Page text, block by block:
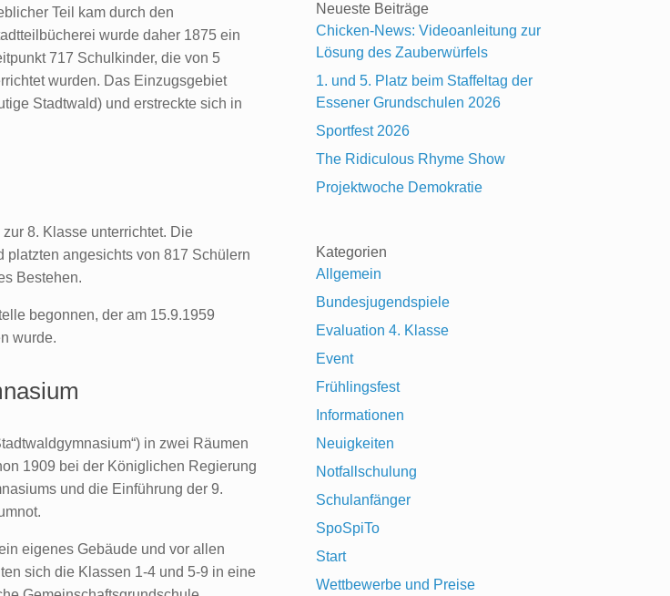
Teil kam durch den
wurde daher 1875 ein
717 Schulkinder, die von 5
wurden. Das Einzugsgebiet
Stadtwald) und erstreckte sich in
8. Klasse unterrichtet. Die
angesichts von 817 Schülern
Bestehen.
begonnen, der am 15.9.1959
wurde.
in zwei Räumen
1909 bei der Königlichen Regierung
und die Einführung der 9.
eigenes Gebäude und vor allen
sich die Klassen 1-4 und 5-9 in eine
Neueste Beiträge
Chicken-News: Videoanleitung zur
Lösung des Zauberwürfels
1. und 5. Platz beim Staffeltag der
Essener Grundschulen 2026
Sportfest 2026
The Ridiculous Rhyme Show
Projektwoche Demokratie
Kategorien
Allgemein
Bundesjugendspiele
Evaluation 4. Klasse
Event
Frühlingsfest
Informationen
Neuigkeiten
Notfallschulung
Schulanfänger
SpoSpiTo
Start
Wettbewerbe und Preise